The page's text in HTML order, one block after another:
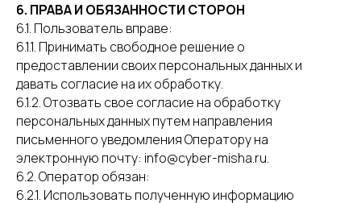
6. ПРАВА И ОБЯЗАННОСТИ СТОРОН
6.1. Пользователь вправе:
6.1.1. Принимать свободное решение о
предоставлении своих персональных данных и
давать согласие на их обработку.
6.1.2. Отозвать свое согласие на обработку
персональных данных путем направления
письменного уведомления Оператору на
электронную почту: info@cyber-misha.ru.
6.2. Оператор обязан:
6.2.1. Использовать полученную информацию